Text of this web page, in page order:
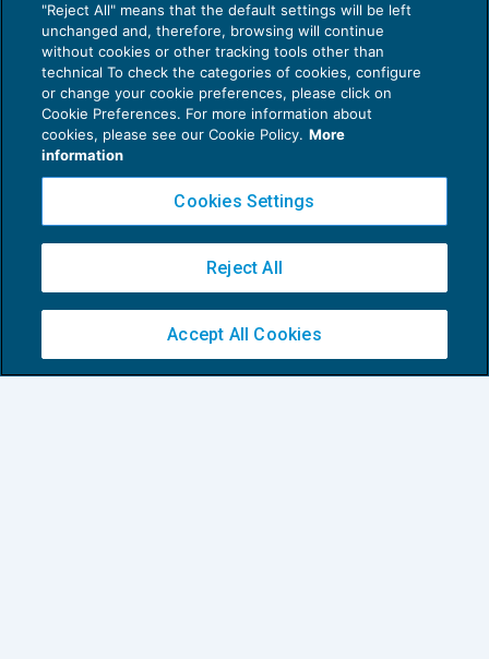
Usura bancaria: brevi note sul worst case
DIRITTO BANCARIO04/06/2024
"Reject All" means that the default settings will be left
unchanged and, therefore, browsing will continue
without cookies or other tracking tools other than
technical To check the categories of cookies, configure
or change your cookie preferences, please click on
Cookie Preferences. For more information about
cookies, please see our Cookie Policy. More
information
Cookies Settings
Reject All
Accept All Cookies